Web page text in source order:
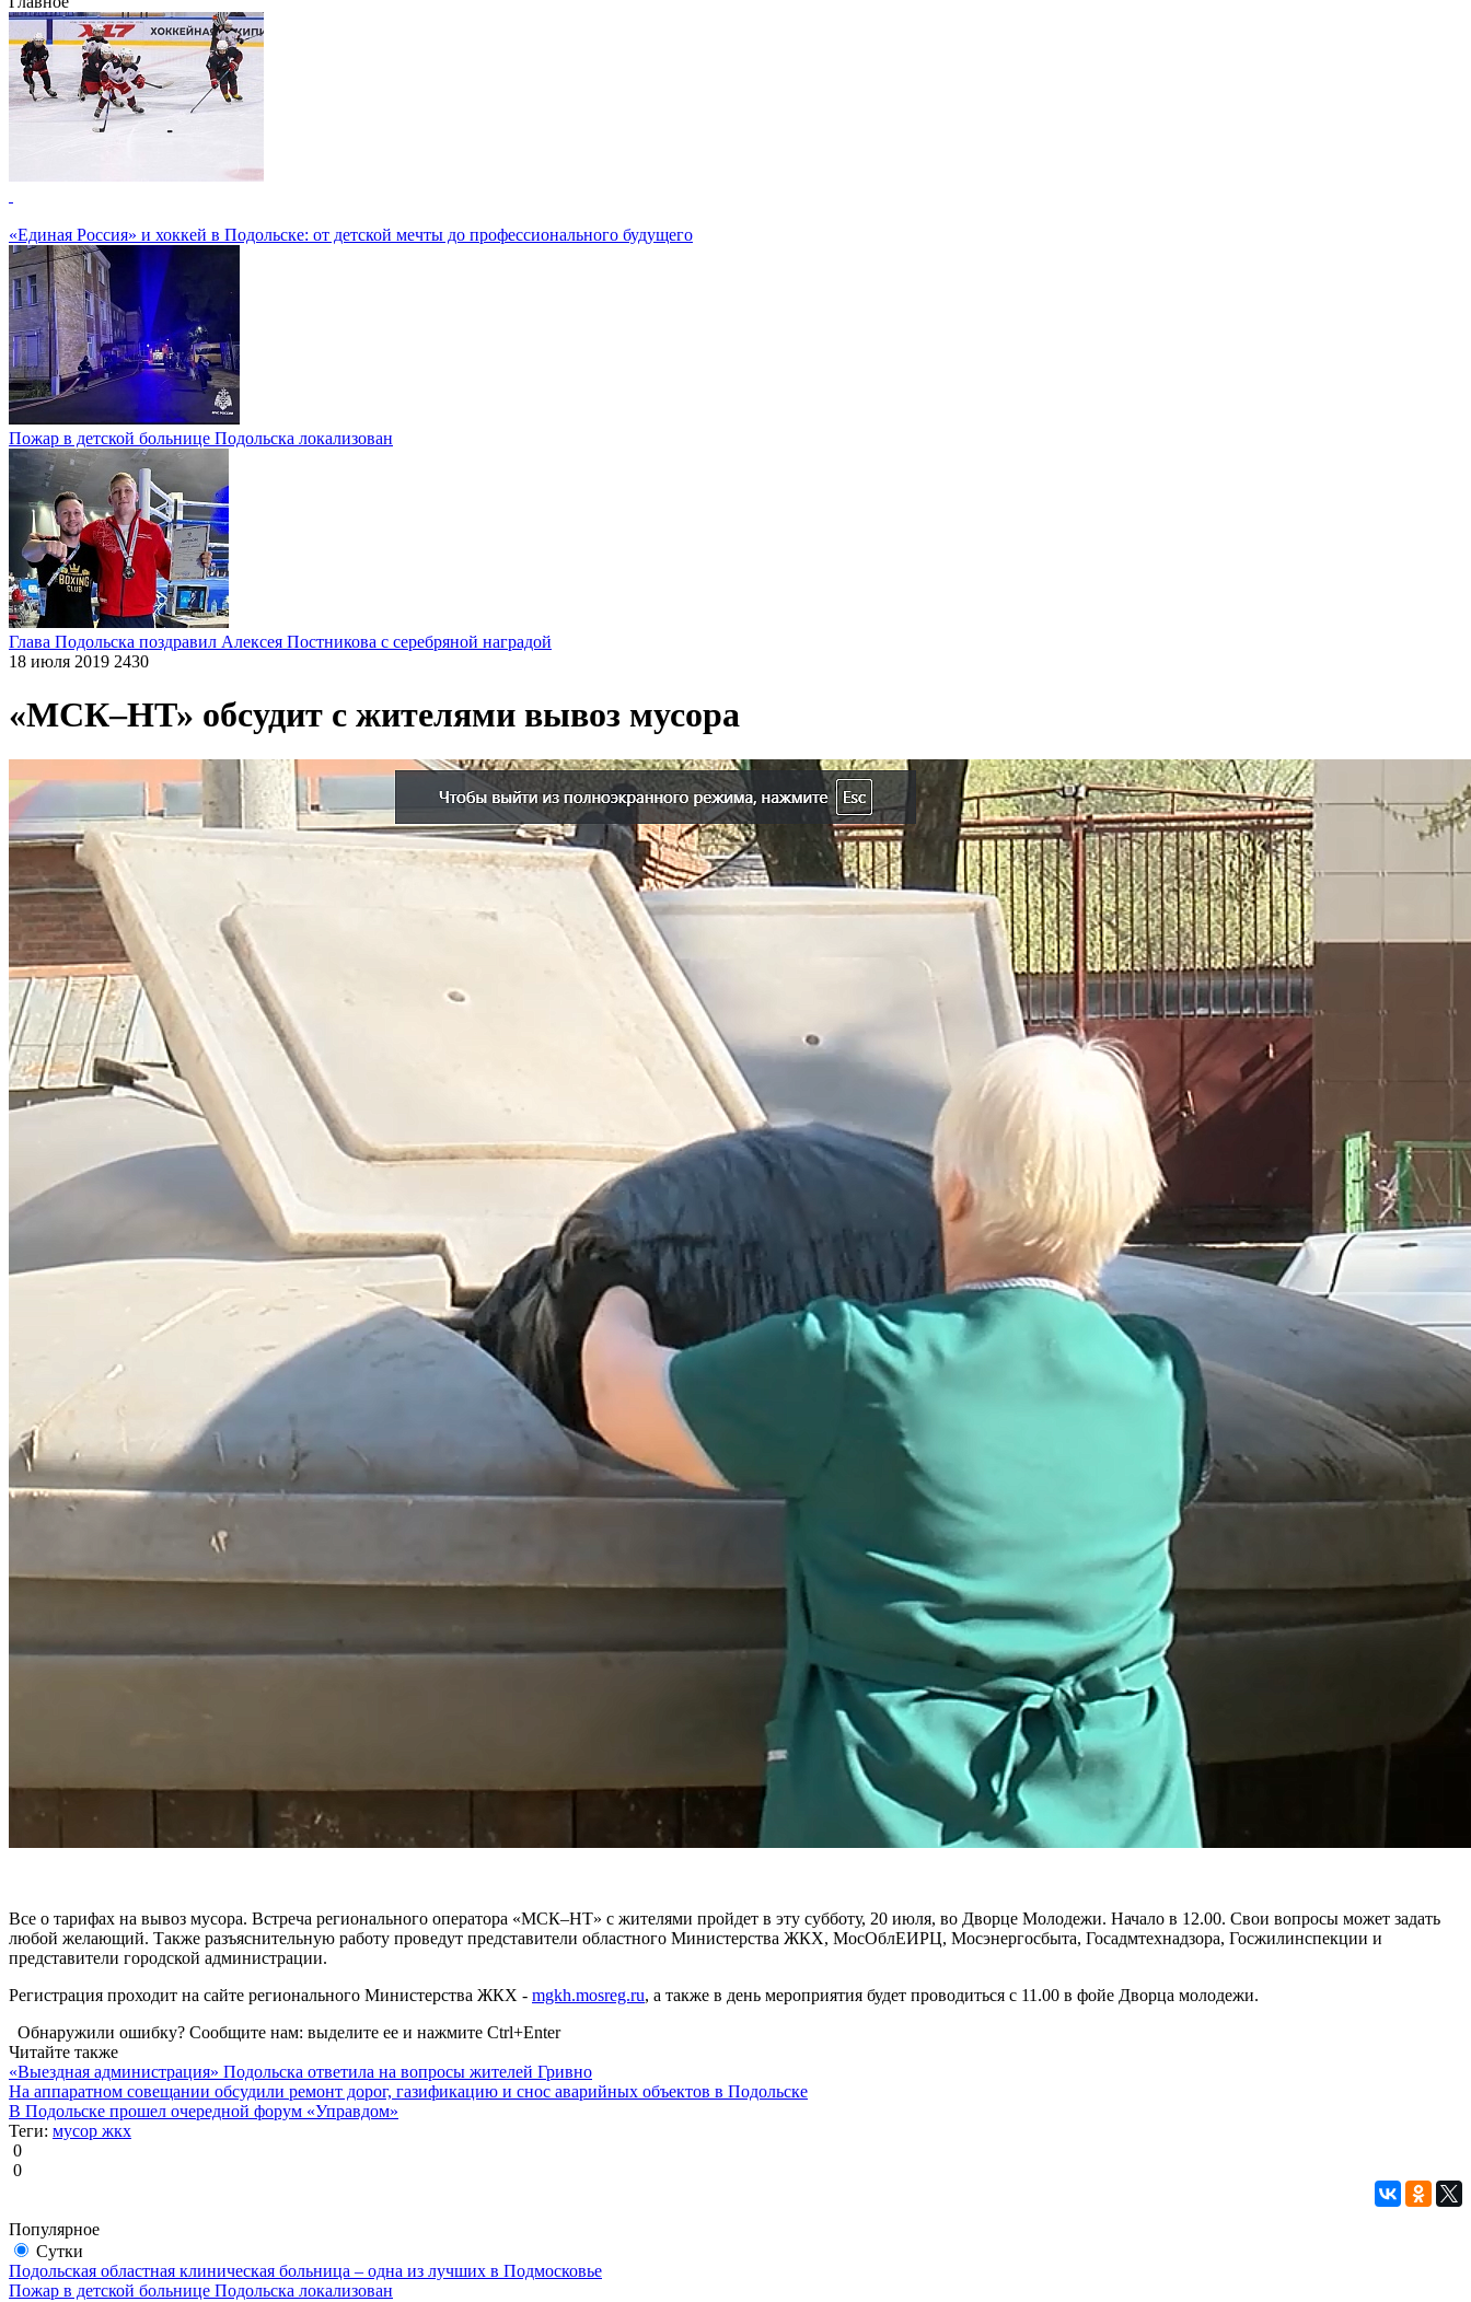
«Единая Россия» и хоккей в Подольске: от детской мечты до профессионального будущего
Пожар в детской больнице Подольска локализован
Глава Подольска поздравил Алексея Постникова с серебряной наградой
18 июля 2019 2430
«МСК–НТ» обсудит с жителями вывоз мусора
Все о тарифах на вывоз мусора. Встреча регионального оператора «МСК–НТ» с жителями пройдет в эту субботу, 20 июля, во Дворце Молодежи. Начало в 12.00. Свои вопросы может задать
любой желающий. Также разъяснительную работу проведут представители областного Министерства ЖКХ, МосОблЕИРЦ, Мосэнергосбыта, Госадмтехнадзора, Госжилинспекции и
представители городской администрации.
Регистрация проходит на сайте регионального Министерства ЖКХ - mgkh.mosreg.ru, а также в день мероприятия будет проводиться с 11.00 в фойе Дворца молодежи.
Обнаружили ошибку? Сообщите нам: выделите ее и нажмите Ctrl+Enter
Читайте также
«Выездная администрация» Подольска ответила на вопросы жителей Гривно
На аппаратном совещании обсудили ремонт дорог, газификацию и снос аварийных объектов в Подольске
В Подольске прошел очередной форум «Управдом»
Теги: мусор жкх
0
0
Популярное
Сутки
Подольская областная клиническая больница – одна из лучших в Подмосковье
Пожар в детской больнице Подольска локализован